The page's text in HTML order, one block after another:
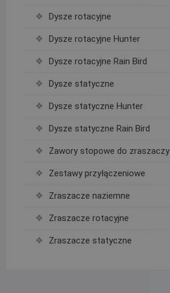
Dysze rotacyjne
Dysze rotacyjne Hunter
Dysze rotacyjne Rain Bird
Dysze statyczne
Dysze statyczne Hunter
Dysze statyczne Rain Bird
Zawory stopowe do zraszaczy
Zestawy przyłączeniowe
Zraszacze naziemne
Zraszacze rotacyjne
Zraszacze statyczne